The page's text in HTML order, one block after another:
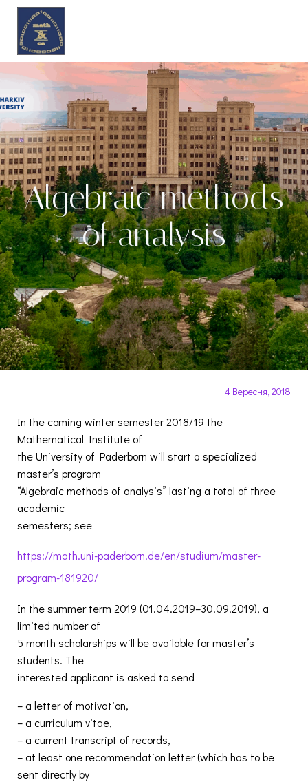
Algebraic methods
of analysis
4 Вересня, 2018
In the coming winter semester 2018/19 the
Mathematical Institute of
the University of Paderborn will start a specialized
master’s program
“Algebraic methods of analysis” lasting a total of three
academic
semesters; see
https://math.uni-paderborn.de/en/studium/master-
program-181920/
In the summer term 2019 (01.04.2019–30.09.2019), a
limited number of
5 month scholarships will be available for master’s
students. The
interested applicant is asked to send
– a letter of motivation,
– a curriculum vitae,
– a current transcript of records,
– at least one recommendation letter (which has to be
sent directly by